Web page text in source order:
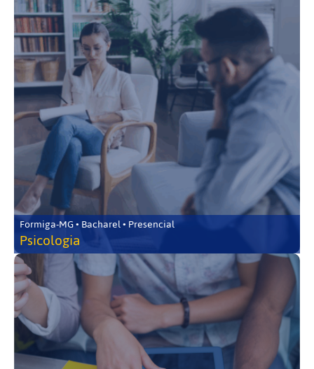
Formiga-MG • Bacharel • Presencial
Psicologia